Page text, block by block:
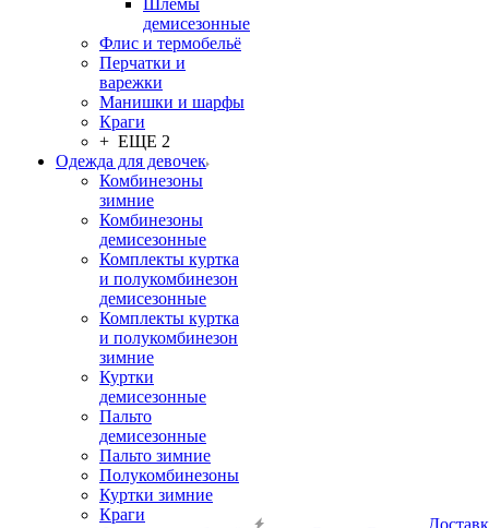
Шлемы
демисезонные
Флис и термобельё
Перчатки и
варежки
Манишки и шарфы
Краги
+ ЕЩЕ 2
Одежда для девочек
Комбинезоны
зимние
Комбинезоны
демисезонные
Комплекты куртка
и полукомбинезон
демисезонные
Комплекты куртка
и полукомбинезон
зимние
Куртки
демисезонные
Пальто
демисезонные
Пальто зимние
Полукомбинезоны
Куртки зимние
Краги